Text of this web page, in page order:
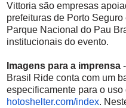
Vittoria são empresas
prefeituras de Porto
Parque Nacional do Pau
institucionais do evento.
Imagens para a imprensa
Brasil Ride conta com um
especificamente para o uso
hotoshelter.com/index.